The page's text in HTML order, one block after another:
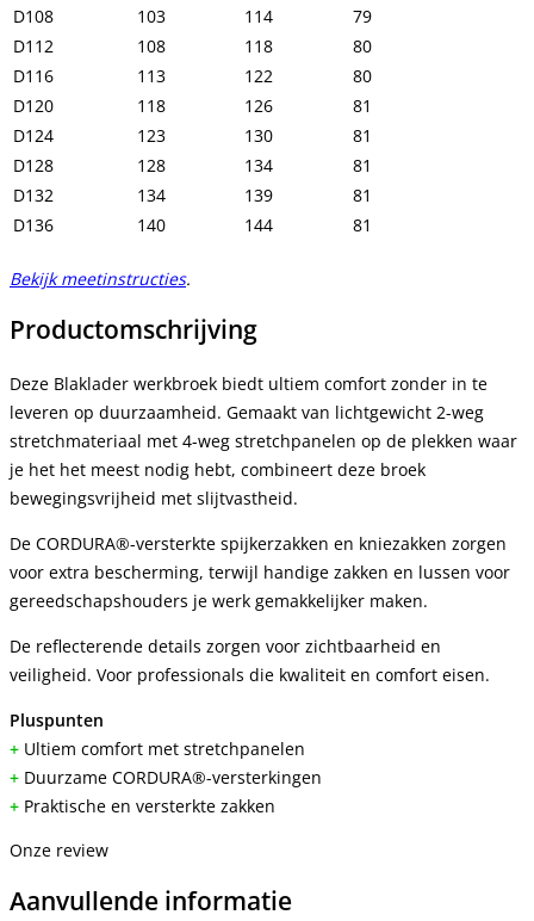
D108
103 114
79
D112
108 118
80
D116
113 122
80
D120
118 126
81
D124
123 130
81
D128
128 134
81
D132
134 139
81
D136
140 144 81
Bekijk meetinstructies.
Productomschrijving
Deze Blaklader werkbroek biedt ultiem comfort zonder in te
leveren op duurzaamheid. Gemaakt van lichtgewicht 2-weg
stretchmateriaal met 4-weg stretchpanelen op de plekken waar
je het het meest nodig hebt, combineert deze broek
bewegingsvrijheid met slijtvastheid.
De CORDURA®-versterkte spijkerzakken en kniezakken zorgen
voor extra bescherming, terwijl handige zakken en lussen voor
gereedschapshouders je werk gemakkelijker maken.
De reflecterende details zorgen voor zichtbaarheid en
veiligheid. Voor professionals die kwaliteit en comfort eisen.
Pluspunten
+ Ultiem comfort met stretchpanelen
+ Duurzame CORDURA®-versterkingen
+ Praktische en versterkte zakken
Onze review
Aanvullende informatie